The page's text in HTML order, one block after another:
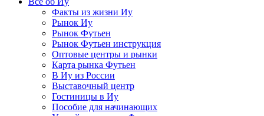
Факты из жизни Иу
Рынок Иу
Рынок Футьен
Рынок Футьен инструкция
Оптовые центры и рынки
Карта рынка Футьен
В Иу из России
Выставочный центр
Гостиницы в Иу
Пособие для начинающих